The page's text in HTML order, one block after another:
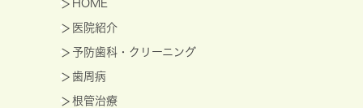
HOME
医院紹介
予防歯科・クリーニング
歯周病
根管治療